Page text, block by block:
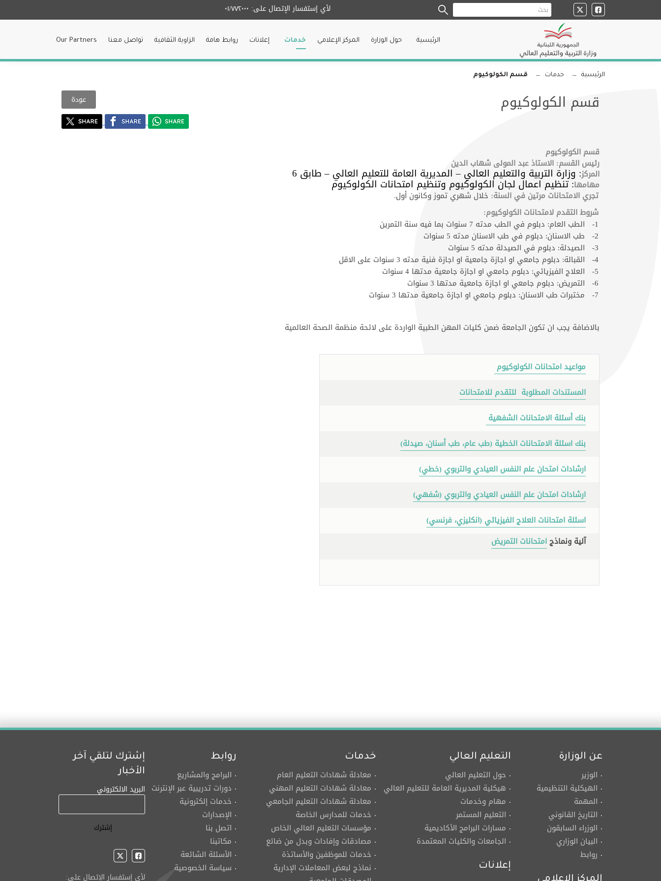
لأي إستفسار الإتصال على: ٠١/٧٧٢٠٠٠
الرئيسية حول الوزارة المركز الإعلامي خدمات إعلانات روابط هامة الزاوية الثقافية تواصل معنا Our Partners
الرئيسية خدمات قسم الكولوكيوم
قسم الكولوكيوم عودة
قسم الكولوكيوم
رئيس القسم: الاستاذ عبد المولى شهاب الدين
المركز: وزارة التربية والتعليم العالي – المديرية العامة للتعليم العالي – طابق 6
مهامها: تنظيم اعمال لجان الكولوكيوم وتنظيم امتحانات الكولوكيوم
تجري الامتحانات مرتين في السنة: خلال شهري تموز وكانون أول.
شروط التقدم لامتحانات الكولوكيوم:
1- الطب العام: دبلوم في الطب مدته 7 سنوات بما فيه سنة التمرين
2- طب الاسنان: دبلوم في طب الاسنان مدته 5 سنوات
3- الصيدلة: دبلوم في الصيدلة مدته 5 سنوات
4- القبالة: دبلوم جامعي او اجازة جامعية او اجازة فنية مدته 3 سنوات على الاقل
5- العلاج الفيزيائي: دبلوم جامعي او اجازة جامعية مدتها 4 سنوات
6- التمريض: دبلوم جامعي او اجازة جامعية مدتها 3 سنوات
7- مختبرات طب الاسنان: دبلوم جامعي او اجازة جامعية مدتها 3 سنوات
بالاضافة يجب ان تكون الجامعة ضمن كليات المهن الطبية الواردة على لائحة منظمة الصحة العالمية
مواعيد امتحانات الكولوكيوم
المستندات المطلوبة للتقدم للامتحانات
بنك أسئلة الامتحانات الشفهية
بنك اسئلة الامتحانات الخطية (طب عام، طب أسنان، صيدلة)
ارشادات امتحان علم النفس العيادي والتربوي (خطي)
ارشادات امتحان علم النفس العيادي والتربوي (شفهي)
اسئلة امتحانات العلاج الفيزيائي (انكليزي، فرنسي)
​آلية ونماذجامتحانات التمريض​
عن الوزارة
الوزير
الهيكلية التنظيمية
المهمة
التاريخ القانوني
الوزراء السابقون
البيان الوزاري
روابط
التعليم العالي
حول التعليم العالي
هيكلية المديرية العامة للتعليم العالي
مهام وخدمات
التعليم المستمر
مسارات البرامج الأكاديمية
الجامعات والكليات المعتمدة
إعلانات
خدمات
معادلة شهادات التعليم العام
معادلة شهادات التعليم المهني
معادلة شهادات التعليم الجامعي
خدمات للمدارس الخاصة
مؤسسات التعليم العالي الخاص
مصادقات وإفادات وبدل من ضائع
خدمات للموظفين والأساتذة
نماذج لبعض المعاملات الإدارية
روابط
البرامج والمشاريع
دورات تدريبية عبر الإنترنت
خدمات إلكترونية
الإصدارات
اتصل بنا
مكاتبنا
الأسئلة الشائعة
سياسة الخصوصية
إشترك لتلقي آخر
الأخبار
البريد الالكتروني
لأي إستفسار الإتصال على: